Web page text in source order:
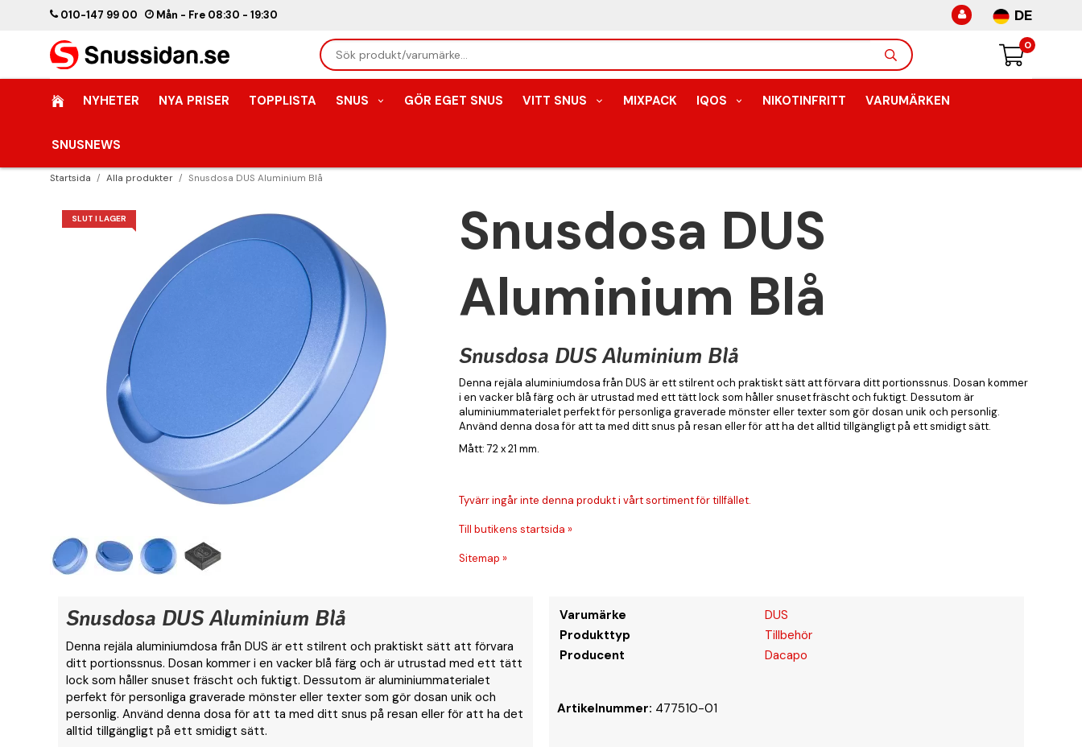
010-147 99 00 Mån - Fre 08:30 - 19:30 DE
0
NYHETER NYA PRISER TOPPLISTA SNUS GÖR EGET SNUS VITT SNUS MIXPACK IQOS NIKOTINFRITT VARUMÄRKEN
SNUSNEWS
Startsida / Alla produkter / Snusdosa DUS Aluminium Blå
SLUT I LAGER
Snusdosa DUS
Aluminium Blå
Snusdosa DUS Aluminium Blå
Denna rejäla aluminiumdosa från DUS är ett stilrent och praktiskt sätt att förvara ditt portionssnus. Dosan kommer
i en vacker blå färg och är utrustad med ett tätt lock som håller snuset fräscht och fuktigt. Dessutom är
aluminiummaterialet perfekt för personliga graverade mönster eller texter som gör dosan unik och personlig.
Använd denna dosa för att ta med ditt snus på resan eller för att ha det alltid tillgängligt på ett smidigt sätt.
Mått: 72 x 21 mm.
Tyvärr ingår inte denna produkt i vårt sortiment för tillfället.
Till butikens startsida »
Sitemap »
Snusdosa DUS Aluminium Blå
Denna rejäla aluminiumdosa från DUS är ett stilrent och praktiskt sätt att förvara
ditt portionssnus. Dosan kommer i en vacker blå färg och är utrustad med ett tätt
lock som håller snuset fräscht och fuktigt. Dessutom är aluminiummaterialet
perfekt för personliga graverade mönster eller texter som gör dosan unik och
personlig. Använd denna dosa för att ta med ditt snus på resan eller för att ha det
alltid tillgängligt på ett smidigt sätt.
Varumärke
DUS
Produkttyp
Tillbehör
Producent
Dacapo
Artikelnummer: 477510-01